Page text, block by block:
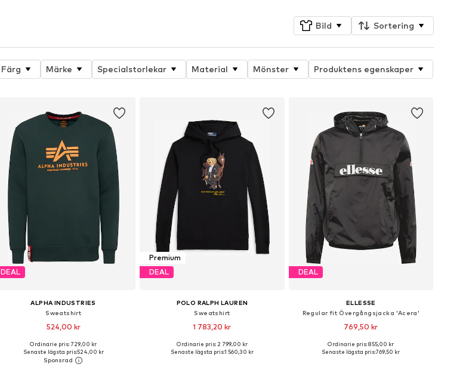
Bild Sortering
Färg Märke Specialstorlekar Material Mönster Produktens egenskaper
DEAL
ALPHA INDUSTRIES
Sweatshirt
524,00 kr
+8
Tillgängliga storlekar: S, M, L, XL, XXL
Lägg till i varukorgen
Ordinarie pris: 729,00 kr
Senaste lägsta pris:524,00 kr
Premium
DEAL
POLO RALPH LAUREN
Sweatshirt
1 783,20 kr
Tillgängliga storlekar: S, M, L, XL
Ordinarie pris: 2 799,00 kr
Senaste lägsta pris:1 560,30 kr
DEAL
ELLESSE
Regular fit Övergångsjacka 'Acera'
769,50 kr
Tillgängliga storlekar: S, M, L, XL, XXL
Ordinarie pris: 855,00 kr
Senaste lägsta pris:769,50 kr